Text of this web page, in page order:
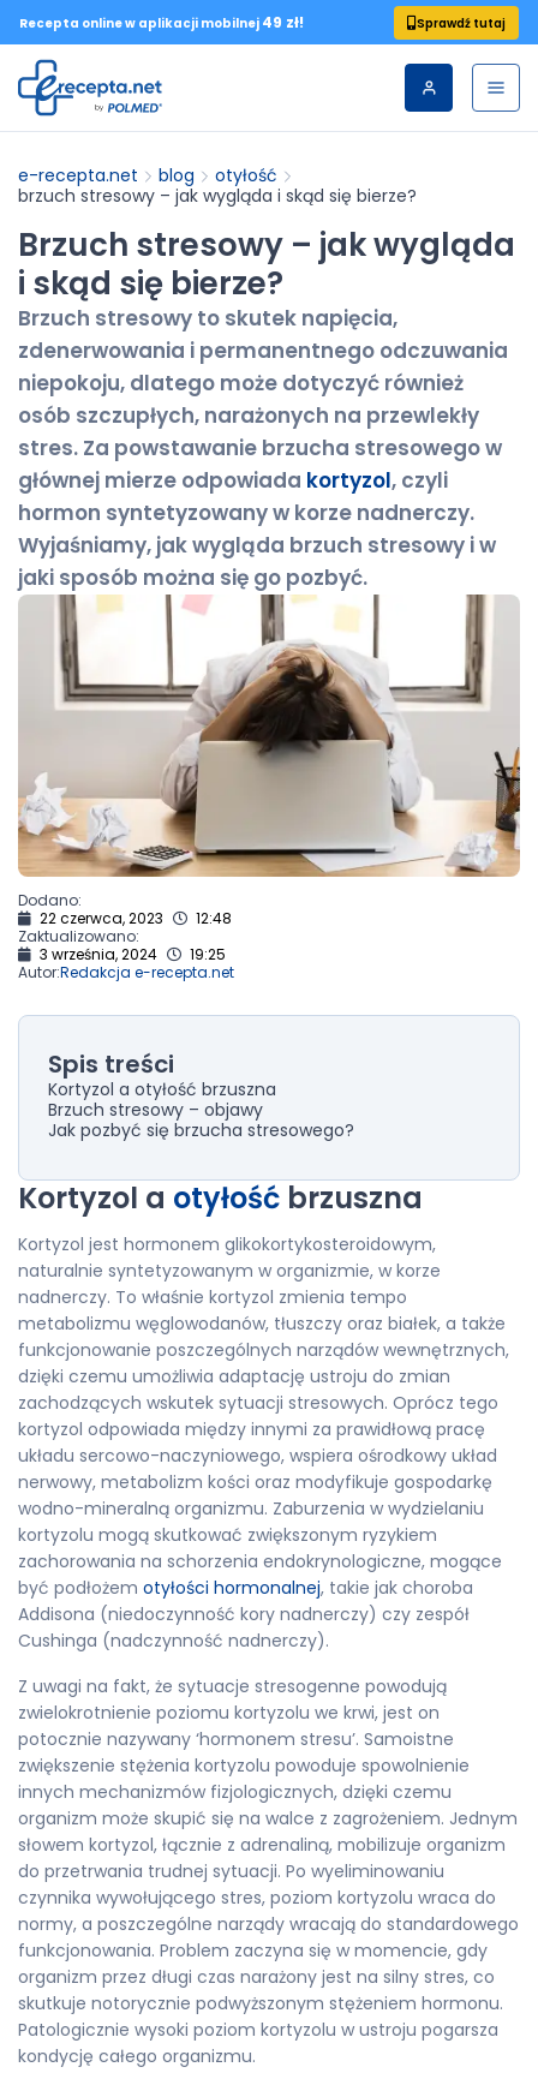
Recepta online w aplikacji mobilnej 49 zł! Sprawdź tutaj
e-recepta.net blog
otyłość
brzuch stresowy – jak wygląda i skąd się bierze?
Brzuch stresowy – jak wygląda
i skąd się bierze?
Brzuch stresowy to skutek napięcia,
zdenerwowania i permanentnego odczuwania
niepokoju, dlatego może dotyczyć również
osób szczupłych, narażonych na przewlekły
stres. Za powstawanie brzucha stresowego w
głównej mierze odpowiada kortyzol, czyli
hormon syntetyzowany w korze nadnerczy.
Wyjaśniamy, jak wygląda brzuch stresowy i w
jaki sposób można się go pozbyć.
Dodano:
22 czerwca, 2023
12:48
Zaktualizowano:
3 września, 2024
19:25
Autor:Redakcja e-recepta.net
Spis treści
Kortyzol a otyłość brzuszna
Brzuch stresowy – objawy
Jak pozbyć się brzucha stresowego?
Kortyzol a otyłość brzuszna
Kortyzol jest hormonem glikokortykosteroidowym,
naturalnie syntetyzowanym w organizmie, w korze
nadnerczy. To właśnie kortyzol zmienia tempo
metabolizmu węglowodanów, tłuszczy oraz białek, a także
funkcjonowanie poszczególnych narządów wewnętrznych,
dzięki czemu umożliwia adaptację ustroju do zmian
zachodzących wskutek sytuacji stresowych. Oprócz tego
kortyzol odpowiada między innymi za prawidłową pracę
układu sercowo-naczyniowego, wspiera ośrodkowy układ
nerwowy, metabolizm kości oraz modyfikuje gospodarkę
wodno-mineralną organizmu. Zaburzenia w wydzielaniu
kortyzolu mogą skutkować zwiększonym ryzykiem
zachorowania na schorzenia endokrynologiczne, mogące
być podłożem otyłości hormonalnej, takie jak choroba
Addisona (niedoczynność kory nadnerczy) czy zespół
Cushinga (nadczynność nadnerczy).
Z uwagi na fakt, że sytuacje stresogenne powodują
zwielokrotnienie poziomu kortyzolu we krwi, jest on
potocznie nazywany ‘hormonem stresu’. Samoistne
zwiększenie stężenia kortyzolu powoduje spowolnienie
innych mechanizmów fizjologicznych, dzięki czemu
organizm może skupić się na walce z zagrożeniem. Jednym
słowem kortyzol, łącznie z adrenaliną, mobilizuje organizm
do przetrwania trudnej sytuacji. Po wyeliminowaniu
czynnika wywołującego stres, poziom kortyzolu wraca do
normy, a poszczególne narządy wracają do standardowego
funkcjonowania. Problem zaczyna się w momencie, gdy
organizm przez długi czas narażony jest na silny stres, co
skutkuje notorycznie podwyższonym stężeniem hormonu.
Patologicznie wysoki poziom kortyzolu w ustroju pogarsza
kondycję całego organizmu.